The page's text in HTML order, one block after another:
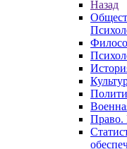
Назад
Право.